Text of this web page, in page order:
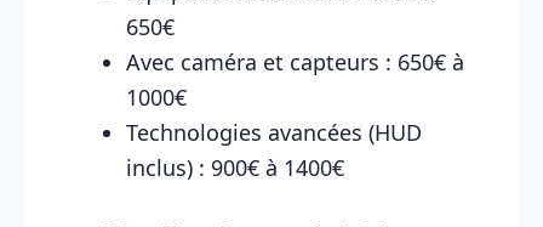
650€
Avec caméra et capteurs : 650€ à
1000€
Technologies avancées (HUD
inclus) : 900€ à 1400€